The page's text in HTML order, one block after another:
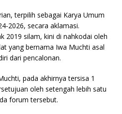
terpilih sebagai Karya Umum
2026, secara aklamasi.
2019 silam, kini di nahkodai oleh
yang bernama Iwa Muchti asal
dari pencalonan.
pada akhirnya tersisa 1
oleh setengah lebih satu
forum tersebut.